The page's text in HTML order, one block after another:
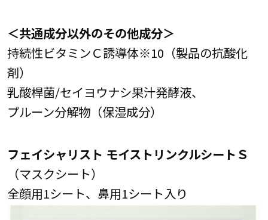
＜共通成分以外のその他成分＞
持続性ビタミンＣ誘導体※10（製品の抗酸化
剤）
乳酸桿菌/セイヨウナシ果汁発酵液、
プルーン分解物（保湿成分）
フェイシャリスト モイストリンクルシートＳ
（マスクシート）
全顔用1シート、鼻用1シート入り